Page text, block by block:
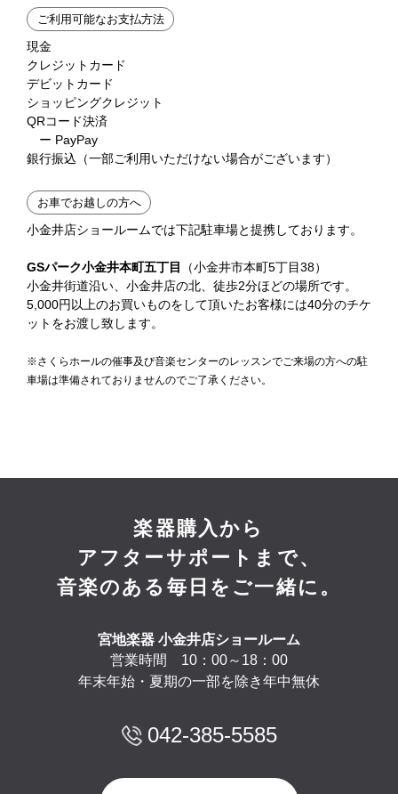
ご利用可能なお支払方法
現金
クレジットカード
デビットカード
ショッピングクレジット
QRコード決済
ー PayPay
銀行振込（一部ご利用いただけない場合がございます）
お車でお越しの方へ
小金井店ショールームでは下記駐車場と提携しております。
GSパーク小金井本町五丁目
（小金井市本町5丁目38）
小金井街道沿い、小金井店の北、徒歩2分ほどの場所です。
5,000円以上のお買いものをして頂いたお客様には40分のチケ
ットをお渡し致します。
※さくらホールの催事及び音楽センターのレッスンでご来場の方への駐
車場は準備されておりませんのでご了承ください。
楽器購入から
アフターサポートまで、
音楽のある毎日をご一緒に。
宮地楽器 小金井店ショールーム
営業時間 10：00～18：00
年末年始・夏期の一部を除き年中無休
042-385-5585